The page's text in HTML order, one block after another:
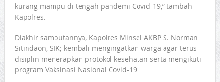
kurang mampu di tengah pandemi Covid-19,” tambah
Kapolres.
Diakhir sambutannya, Kapolres Minsel AKBP S. Norman
Sitindaon, SIK; kembali mengingatkan warga agar terus
disiplin menerapkan protokol kesehatan serta mengikuti
program Vaksinasi Nasional Covid-19.